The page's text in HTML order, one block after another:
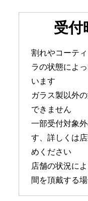
受付
割れやコーテ
ラの状態によ
います
ガラス製以外
できません
一部受付対象
す、詳しくは
めください
店舗の状況に
間を頂戴する